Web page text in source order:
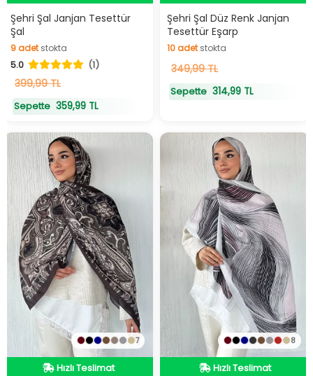
Hızlı Teslimat
Şehri Şal Janjan Tesettür
Şal
9adetstokta
9adetstokta
5.0 (1)
399,99 TL
Sepette 359,99 TL
Hızlı Teslimat
Şehri Şal Düz Renk Janjan
Tesettür Eşarp
10adetstokta
10adetstokta
349,99 TL
Sepette 314,99 TL
7
Hızlı Teslimat
8
Hızlı Teslimat